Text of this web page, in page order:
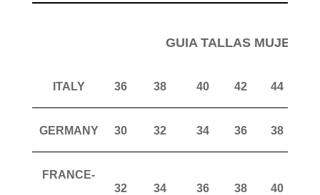
GUIA TALLAS MUJER
ITALY 36 38 40 42 44
GERMANY 30 32 34 36 38
FRANCE-
32 34 36 38 40